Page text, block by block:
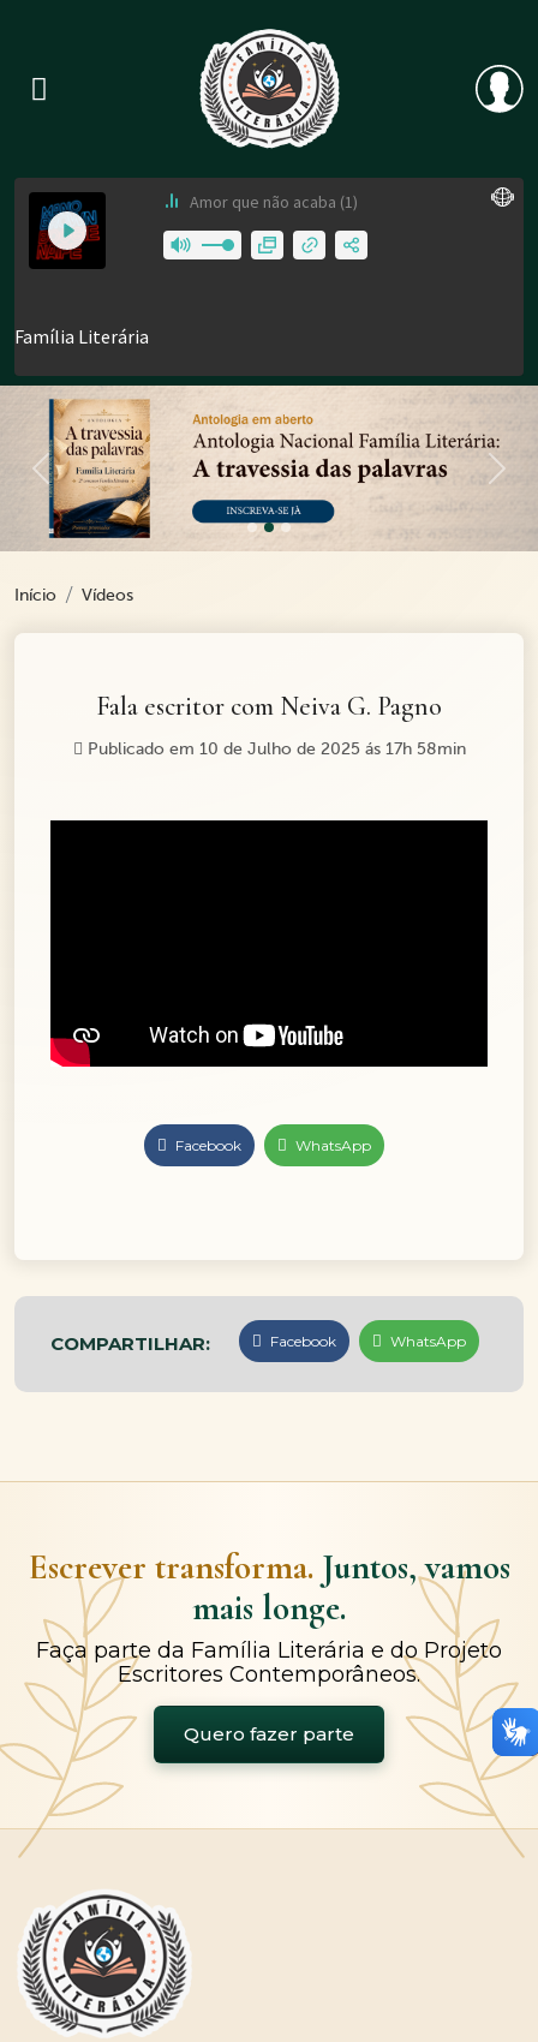
Previous
Início Vídeos
Fala escritor com Neiva G. Pagno
Publicado em 10 de Julho de 2025 ás 17h 58min
Facebook WhatsApp
COMPARTILHAR: Facebook WhatsApp
Escrever transforma. Juntos, vamos
mais longe.
Faça parte da Família Literária e do Projeto
Escritores Contemporâneos.
Quero fazer parte